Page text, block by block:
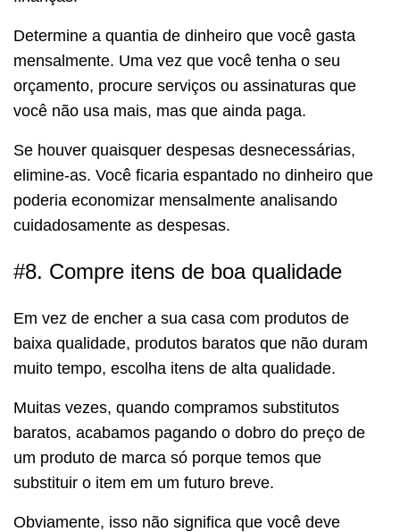
Determine a quantia de dinheiro que você gasta
mensalmente. Uma vez que você tenha o seu
orçamento, procure serviços ou assinaturas que
você não usa mais, mas que ainda paga.
Se houver quaisquer despesas desnecessárias,
elimine-as. Você ficaria espantado no dinheiro que
poderia economizar mensalmente analisando
cuidadosamente as despesas.
#8. Compre itens de boa qualidade
Em vez de encher a sua casa com produtos de
baixa qualidade, produtos baratos que não duram
muito tempo, escolha itens de alta qualidade.
Muitas vezes, quando compramos substitutos
baratos, acabamos pagando o dobro do preço de
um produto de marca só porque temos que
substituir o item em um futuro breve.
Obviamente, isso não significa que você deve